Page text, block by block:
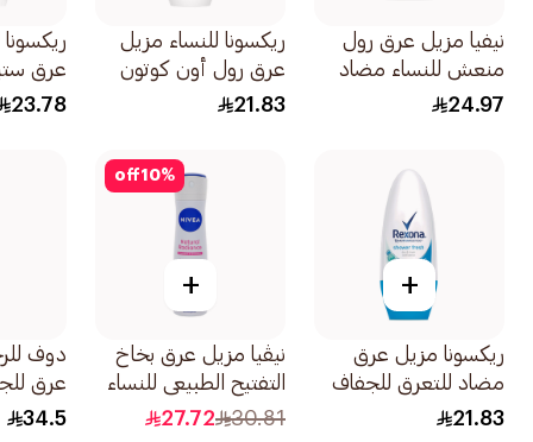
نيفيا مزيل عرق رول
منعش للنساء مضاد
للتعرق 50مل
24.97
ريكسونا للنساء مزيل
عرق رول أون كوتون
دراي 50مل
21.83
عرق
40جرام
23.78
+
ريكسونا مزيل عرق
مضاد للتعرق للجفاف
والانتعاش 50مل
21.83
10%
off
+
نيڤيا مزيل عرق بخاخ
التفتيح الطبيعي للنساء
150مل
30.81
27.72
دوف
عرق
فريش 150مل
34.5